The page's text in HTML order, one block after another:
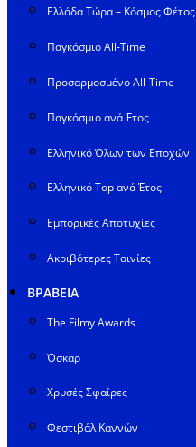
Ελλάδα Τώρα – Κόσμος Φέτος
Παγκόσμιο All-Time
Προσαρμοσμένο All-Time
Παγκόσμιο ανά Έτος
Ελληνικό Όλων των Εποχών
Ελληνικό Top ανά Έτος
Εμπορικές Αποτυχίες
Ακριβότερες Ταινίες
ΒΡΑΒΕΙΑ
The Filmy Awards
Όσκαρ
Χρυσές Σφαίρες
Φεστιβάλ Καννών